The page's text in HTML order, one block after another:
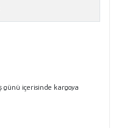
içerisinde kargoya